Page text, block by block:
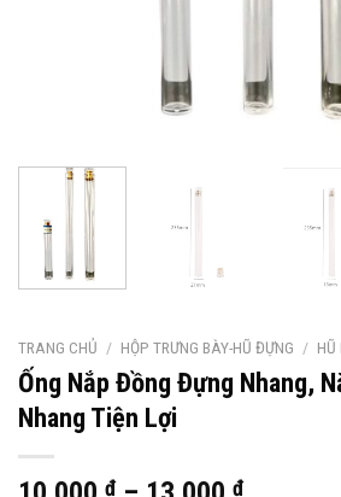
TRANG CHỦ / HỘP TRƯNG BÀY-HŨ ĐỰNG / HŨ
Ống Nắp Đồng Đựng Nhang,
Nhang Tiện Lợi
₫ ₫